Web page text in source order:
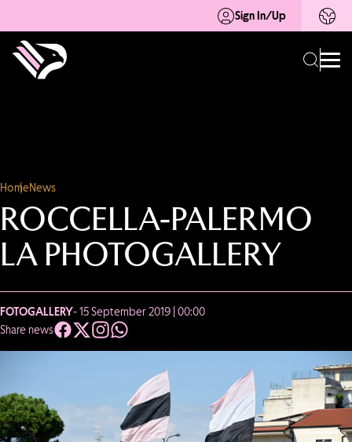
Sign In/Up
HomeNews
ROCCELLA-PALERMO
LA PHOTOGALLERY
FOTOGALLERY- 15 September 2019 | 00:00
Share news